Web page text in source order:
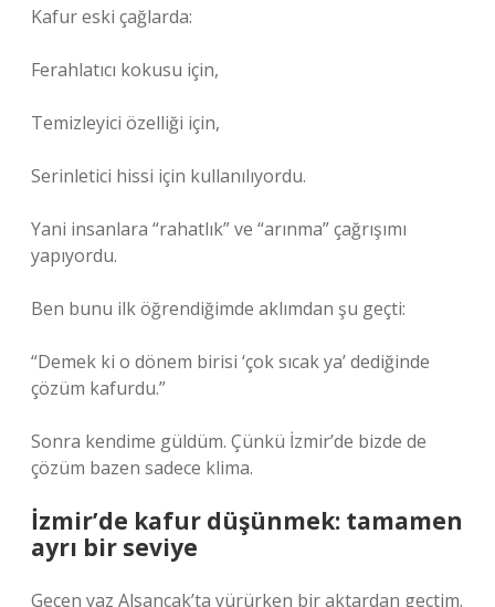
Kafur eski çağlarda:
Ferahlatıcı kokusu için,
Temizleyici özelliği için,
Serinletici hissi için kullanılıyordu.
Yani insanlara “rahatlık” ve “arınma” çağrışımı
yapıyordu.
Ben bunu ilk öğrendiğimde aklımdan şu geçti:
“Demek ki o dönem birisi ‘çok sıcak ya’ dediğinde
çözüm kafurdu.”
Sonra kendime güldüm. Çünkü İzmir’de bizde de
çözüm bazen sadece klima.
İzmir’de kafur düşünmek: tamamen
ayrı bir seviye
Geçen yaz Alsancak’ta yürürken bir aktardan geçtim.